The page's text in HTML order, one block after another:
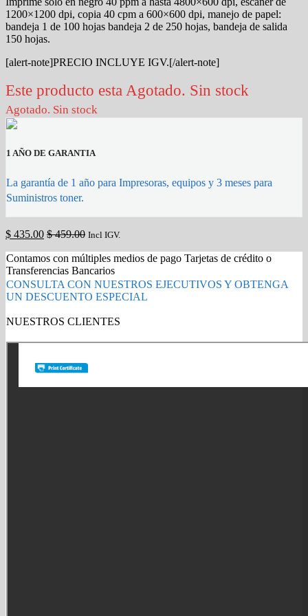
1200×1200 dpi, copia 40 cpm a 600×600 dpi, manejo de papel:
bandeja 1 de 100 hojas bandeja 2 de 250 hojas, bandeja de salida
150 hojas.
[alert-note]PRECIO INCLUYE IGV.[/alert-note]
Este producto esta Agotado. Sin stock
Agotado. Sin stock
1 AÑO DE GARANTIA
La garantía de 1 año para Impresoras, equipos y 3 meses para
Suministros toner.
$ 435.00 $459.00 Incl IGV.
Contamos con múltiples medios de pago Tarjetas de crédito o
Transferencias Bancarios
CONSULTA CON NUESTROS EJECUTIVOS Y OBTENGA
UN DESCUENTO ESPECIAL
NUESTROS CLIENTES